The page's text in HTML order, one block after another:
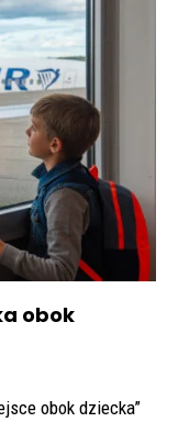
obok
obok dziecka”